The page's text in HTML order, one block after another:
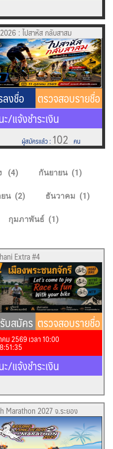
: ไปสาหัส กลับสาสม
งชื่อ
ตรวจสอบรายชื่อ
/แจ้งชำระเงิน
ผู้สมัครแล้ว:102 คน
4 กันยายน 1
น 2 ธันวาคม 1
กุมภาพันธ์ 1
Extra #4
บสมัคร ตรวจสอบรายชื่อ
ม 2569 เวลา 10:00
:51:34
/แจ้งชำระเงิน
Marathon 2027 จ.ระยอง